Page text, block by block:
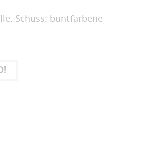
Schuss: buntfarbene